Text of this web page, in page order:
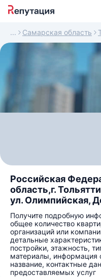
Самарская область
Российская
область,г.
ул. Олимпийская,
Получите подробную
общее количество
организаций или
детальные
постройки, этажность,
материалы, информация
название, контактные
предоставляемых услуг